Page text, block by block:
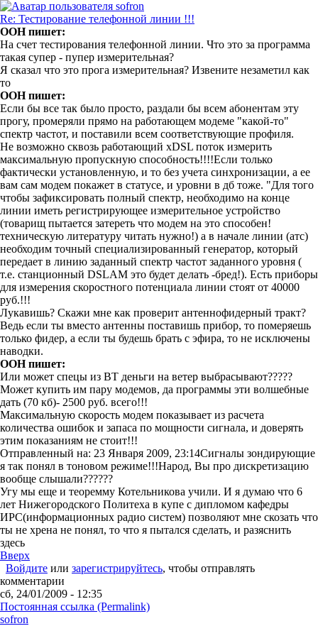
Re: Тестирование телефонной линии !!!
OOH пишет:
На счет тестирования телефонной линии. Что это за программа
такая супер - пупер измерительная?
Я сказал что это прога измерительная? Извените незаметил как
то
OOH пишет:
Если бы все так было просто, раздали бы всем абонентам эту
прогу, промеряли прямо на работающем модеме "какой-то"
спектр частот, и поставили всем соответствующие профиля.
Не возможно сквозь работающий хDSL поток измерить
максимальную пропускную способность!!!!Если только
фактически установленную, и то без учета синхронизации, а ее
вам сам модем покажет в статусе, и уровни в дб тоже. "Для того
чтобы зафиксировать полный спектр, необходимо на конце
линии иметь регистрирующее измерительное устройство
(товарищ пытается затереть что модем на это способен!
техническую литературу читать нужно!) а в начале линии (атс)
необходим точный специализированный генератор, который
передает в линию заданный спектр частот заданного уровня (
т.е. станционный DSLAM это будет делать -бред!). Есть приборы
для измерения скоростного потенциала линии стоят от 40000
руб.!!!
Лукавишь? Скажи мне как проверит антеннофидерный тракт?
Ведь если ты вместо антенны поставишь прибор, то померяешь
только фидер, а если ты будешь брать с эфира, то не исключены
наводки.
OOH пишет:
Или может спецы из ВТ деньги на ветер выбрасывают?????
Может купить им пару модемов, да программы эти волшебные
дать (70 кб)- 2500 руб. всего!!!
Максимальную скорость модем показывает из расчета
количества ошибок и запаса по мощности сигнала, и доверять
этим показаниям не стоит!!!
Отправленный на: 23 Января 2009, 23:14Сигналы зондирующие
я так понял в тоновом режиме!!!Народ, Вы про дискретизацию
вообще слышали??????
Угу мы еще и теоремму Котельникова учили. И я думаю что 6
лет Нижегородского Политеха в купе с дипломом кафедры
ИРС(информационных радио систем) позволяют мне скозать что
ты не хрена не понял, то что я пытался сделать, и разяснить
здесь
Вверх
Войдите или зарегистрируйтесь, чтобы отправлять
комментарии
сб, 24/01/2009 - 12:35
Постоянная ссылка (Permalink)
sofron